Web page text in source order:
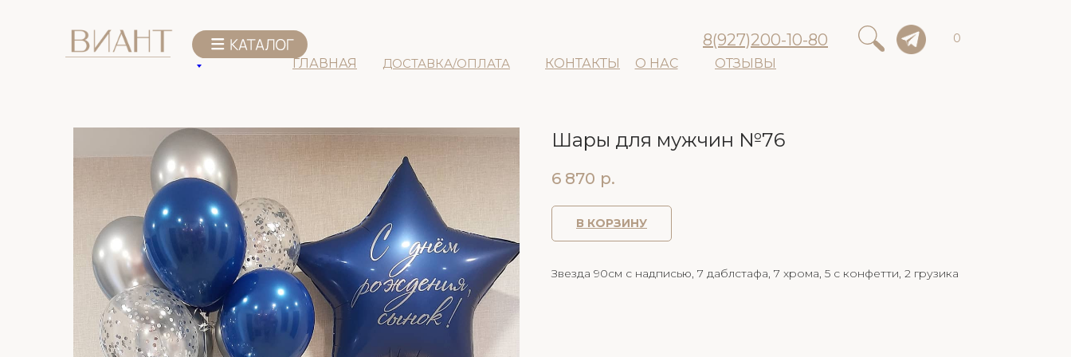
ДОСТАВКА/ОПЛАТА
ГЛАВНАЯ КОНТАКТЫ О НАС ОТЗЫВЫ
8(927)200-10-80 0
Шары для мужчин №76
6 870 р.
В КОРЗИНУ
Звезда 90см с надписью, 7 даблстафа, 7 хрома, 5 с конфетти, 2 грузика